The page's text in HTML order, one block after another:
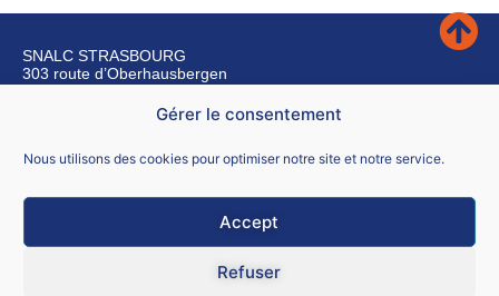
Gérer le consentement
Nous utilisons des cookies pour optimiser notre site et notre service.
Accept
Refuser
SNALC STRASBOURG
303 route d’Oberhausbergen
67200 Strasbourg